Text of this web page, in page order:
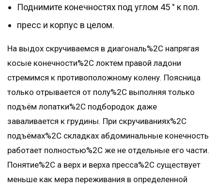
Поднимите конечностях под углом 45 ° к пол.
пресс и корпус в целом.
На выдох скручиваемся в диагональ%2C напрягая
косые конечности%2C локтем правой ладони
стремимся к противоположному колену. Поясница
только отрывается от полу%2C выполняя только
подъём лопатки%2C подбородок даже
заваливается к грудины. При скручиваниях%2C
подъёмах%2C складках абдоминальные конечность
работает полностью%2C же не отдельные его части.
Понятие%2C а верх и верха пресса%2C существует
меньше как мера переживания в определенной